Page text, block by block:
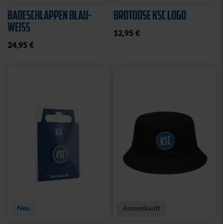
BADESCHLAPPEN BLAU-
WEISS
24,95 €
BROTDOSE KSC LOGO
12,95 €
Neu Ausverkauft